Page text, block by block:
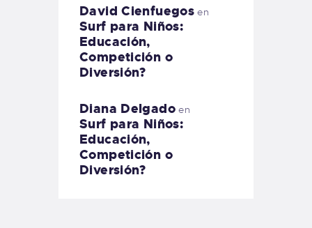
David Cienfuegos en
Surf para Niños:
Educación,
Competición o
Diversión?
Diana Delgadoen
Surf para Niños:
Educación,
Competición o
Diversión?